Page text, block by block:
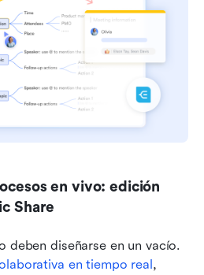
en vivo: edición
Share
deben diseñarse en un vacío.
en tiempo real,